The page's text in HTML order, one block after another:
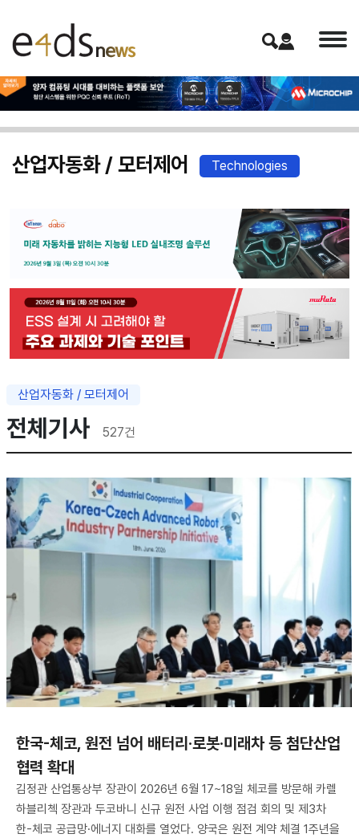
산업자동화 / 모터제어 Technologies
산업자동화 / 모터제어
전체기사 527건
한국-체코, 원전 넘어 배터리·로봇·미래차 등 첨단산업
협력 확대
김정관 산업통상부 장관이 2026년 6월 17~18일 체코를 방문해 카렐
하블리첵 장관과 두코바니 신규 원전 사업 이행 점검 회의 및 제3차
한-체코 공급망·에너지 대화를 열었다. 양국은 원전 계약 체결 1주년을